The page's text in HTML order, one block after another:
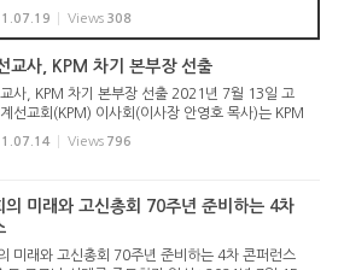
7월 15일(목) 오후 2시 포도원교회당(부산시 북
목사 시무) 드림센터 8층 콘퍼런스룸에서 열렸다.
Views 308
교사, KPM 차기 본부장 선출
사, KPM 차기 본부장 선출 2021년 7월 13일 고
선교회(KPM) 이사회(이사장 안영호 목사)는 KPM
홍영화 선교사를 선출했다. 이사회는 제70회기 7차
를 열고, 고신세계선교사회(KPMF)가 추천한 홍영
Views 796
의 미래와 고신총회 70주년 준비하는 4차
미래와 고신총회 70주년 준비하는 4차 콘퍼런스